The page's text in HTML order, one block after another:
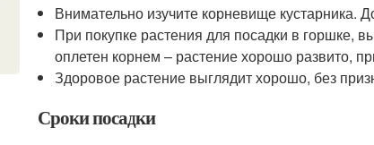
Внимательно изучите корневище кустарника.
При покупке растения для посадки в горшке,
оплетен корнем – растение хорошо развито,
Здоровое растение выглядит хорошо, без
Сроки посадки